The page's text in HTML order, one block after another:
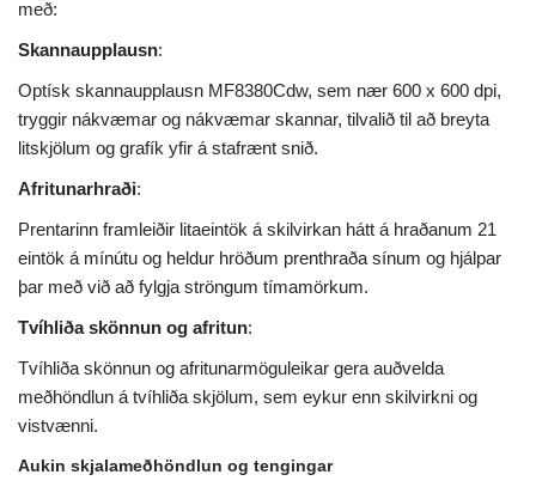
með:
Skannaupplausn:
Optísk skannaupplausn MF8380Cdw, sem nær 600 x 600 dpi,
tryggir nákvæmar og nákvæmar skannar, tilvalið til að breyta
litskjölum og grafík yfir á stafrænt snið.
Afritunarhraði:
Prentarinn framleiðir litaeintök á skilvirkan hátt á hraðanum 21
eintök á mínútu og heldur hröðum prenthraða sínum og hjálpar
þar með við að fylgja ströngum tímamörkum.
Tvíhliða skönnun og afritun:
Tvíhliða skönnun og afritunarmöguleikar gera auðvelda
meðhöndlun á tvíhliða skjölum, sem eykur enn skilvirkni og
vistvænni.
Aukin skjalameðhöndlun og tengingar